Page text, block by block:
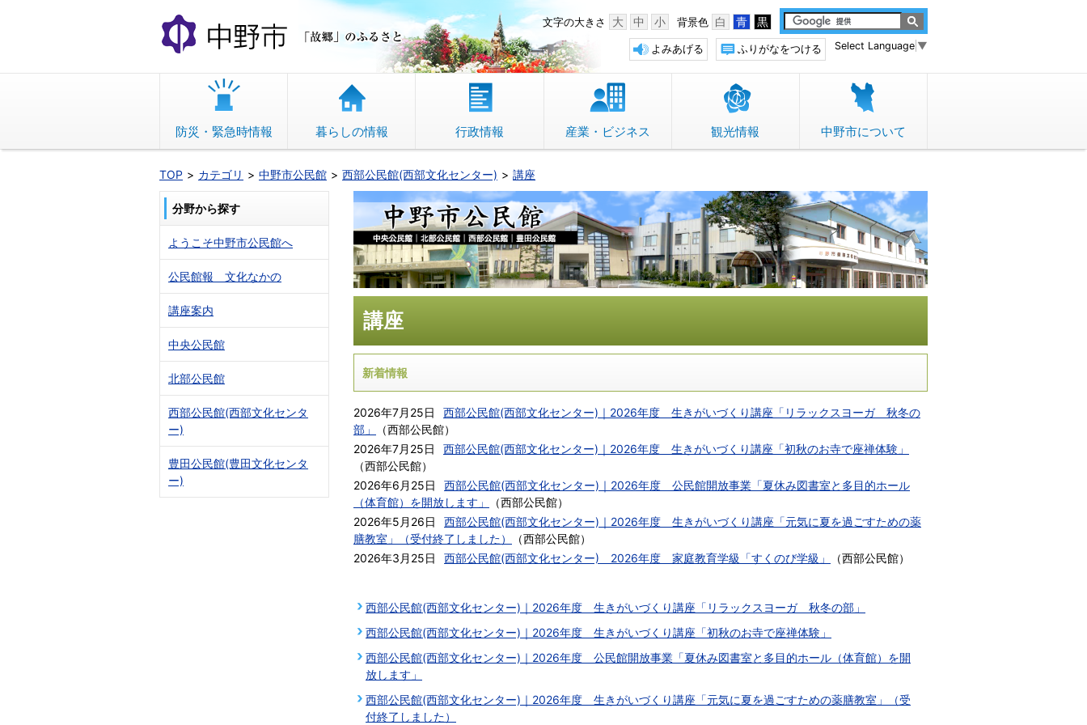
文
へ
動
中野市 「故郷」のふるさと 背景色 白 青 黒
文字の大きさ 大 中 小
Select Language ▼
ふりがなをつける
よみあげる
防災・緊急時情報 暮らしの情報 行政情報 産業・ビジネス 観光情報 中野市について
TOP カテゴリ 中野市公民館 西部公民館(西部文化センター) 講座
講座
新着情報
2026年7月25日
西部公民館(西部文化センター)｜2026年度 生きがいづくり講座「リラックスヨーガ 秋冬の
部」
（西部公民館）
2026年7月25日
西部公民館(西部文化センター)｜2026年度 生きがいづくり講座「初秋のお寺で座禅体験」
（西部公民館）
2026年6月25日
西部公民館(西部文化センター)｜2026年度 公民館開放事業「夏休み図書室と多目的ホール
（体育館）を開放します」
（西部公民館）
2026年5月26日
西部公民館(西部文化センター)｜2026年度 生きがいづくり講座「元気に夏を過ごすための薬
膳教室」（受付終了しました）
（西部公民館）
2026年3月25日
西部公民館(西部文化センター) 2026年度 家庭教育学級「すくのび学級」 （西部公民館）
西部公民館(西部文化センター)｜2026年度 生きがいづくり講座「リラックスヨーガ 秋冬の部」
西部公民館(西部文化センター)｜2026年度 生きがいづくり講座「初秋のお寺で座禅体験」
西部公民館(西部文化センター)｜2026年度 公民館開放事業「夏休み図書室と多目的ホール（体育館）を開
放します」
西部公民館(西部文化センター)｜2026年度 生きがいづくり講座「元気に夏を過ごすための薬膳教室」（受
付終了しました）
分野から探す
ようこそ中野市公民館へ
公民館報 文化なかの
講座案内
中央公民館
北部公民館
西部公民館(西部文化センタ
ー)
豊田公民館(豊田文化センタ
ー)